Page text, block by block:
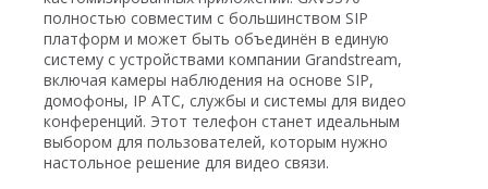
полностью совместим с большинством SIP
платформ и может быть объединён в единую
систему с устройствами компании Grandstream,
включая камеры наблюдения на основе SIP,
домофоны, IP АТС, службы и системы для видео
конференций. Этот телефон станет идеальным
выбором для пользователей, которым нужно
настольное решение для видео связи.